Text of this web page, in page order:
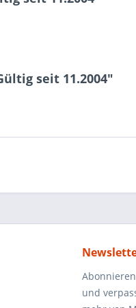
seit 11.2004"
und